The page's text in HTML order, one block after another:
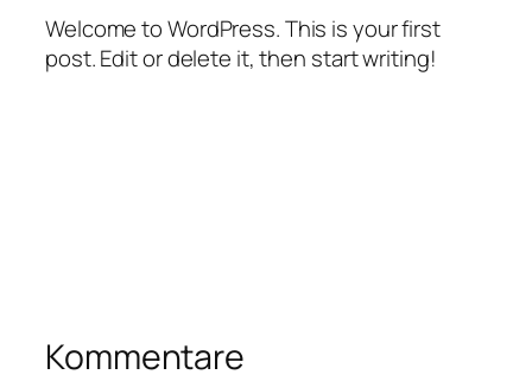
Welcome to WordPress. This is your first
post. Edit or delete it, then start writing!
Kommentare